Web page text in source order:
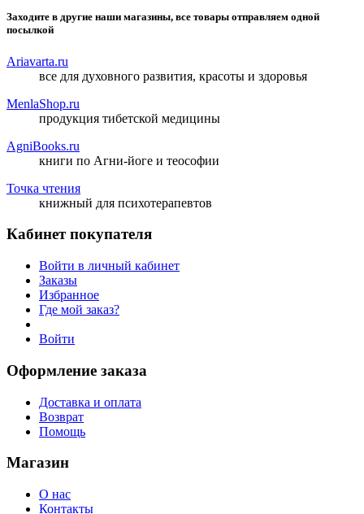
Заходите в другие наши магазины, все товары отправляем одной
посылкой
Ariavarta.ru
все для духовного развития, красоты и здоровья
MenlaShop.ru
продукция тибетской медицины
AgniBooks.ru
книги по Агни-йоге и теософии
Точка чтения
книжный для психотерапевтов
Кабинет покупателя
Войти в личный кабинет
Заказы
Избранное
Где мой заказ?
Войти
Оформление заказа
Доставка и оплата
Возврат
Помощь
Магазин
О нас
Контакты